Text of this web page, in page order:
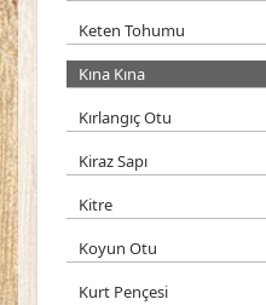
Keten Tohumu
Kına Kına
Kırlangıç Otu
Kiraz Sapı
Kitre
Koyun Otu
Kurt Pençesi